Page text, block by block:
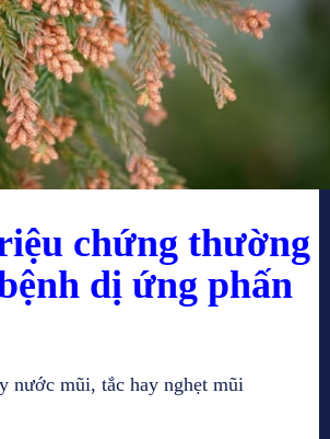
chứng thường
dị ứng phấn
nước mũi, tắc hay nghẹt mũi